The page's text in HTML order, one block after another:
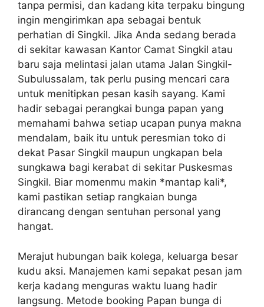
tanpa permisi, dan kadang kita terpaku bingung
ingin mengirimkan apa sebagai bentuk
perhatian di Singkil. Jika Anda sedang berada
di sekitar kawasan Kantor Camat Singkil atau
baru saja melintasi jalan utama Jalan Singkil-
Subulussalam, tak perlu pusing mencari cara
untuk menitipkan pesan kasih sayang. Kami
hadir sebagai perangkai bunga papan yang
memahami bahwa setiap ucapan punya makna
mendalam, baik itu untuk peresmian toko di
dekat Pasar Singkil maupun ungkapan bela
sungkawa bagi kerabat di sekitar Puskesmas
Singkil. Biar momenmu makin *mantap kali*,
kami pastikan setiap rangkaian bunga
dirancang dengan sentuhan personal yang
hangat.
Merajut hubungan baik kolega, keluarga besar
kudu aksi. Manajemen kami sepakat pesan jam
kerja kadang menguras waktu luang hadir
langsung. Metode booking Papan bunga di